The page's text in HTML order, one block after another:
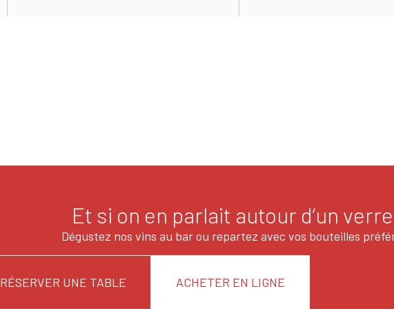
Et si on en parlait autour d’un
Dégustez nos vins au bar ou repartez avec vos bouteilles
RÉSERVER UNE TABLE ACHETER EN LIGNE